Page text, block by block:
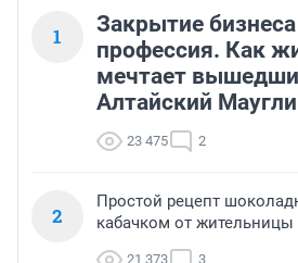
1
Закрытие
профессия. Как
мечтает
Алтайский Маугли
23 475 2
2
Простой рецепт
кабачком от жительницы
21 373 3